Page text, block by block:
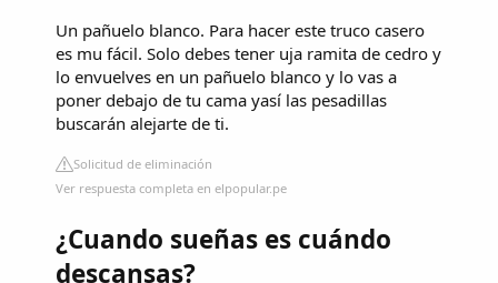
Un pañuelo blanco. Para hacer este truco casero
es mu fácil. Solo debes tener uja ramita de cedro y
lo envuelves en un pañuelo blanco y lo vas a
poner debajo de tu cama yasí las pesadillas
buscarán alejarte de ti.
Solicitud de eliminación
Ver respuesta completa en elpopular.pe
¿Cuando sueñas es cuándo
descansas?